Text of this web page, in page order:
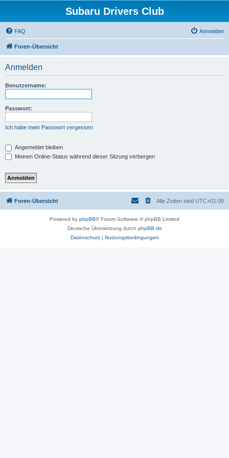
Subaru Drivers Club
FAQ Anmelden
Foren-Übersicht
Anmelden
Benutzername:
Passwort:
Ich habe mein Passwort vergessen
Angemeldet bleiben
Meinen Online-Status während dieser Sitzung verbergen
Foren-Übersicht Alle Zeiten sind UTC+01:00
Powered by phpBB® Forum Software © phpBB Limited
Deutsche Übersetzung durch phpBB.de
Datenschutz| Nutzungsbedingungen